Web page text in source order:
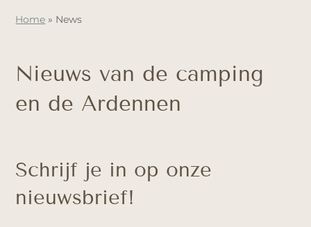
Home » News
Nieuws van de camping
en de Ardennen
Schrijf je in op onze
nieuwsbrief!